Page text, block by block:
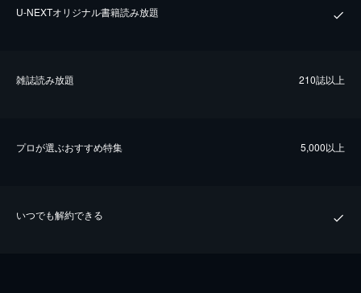
U-NEXTオリジナル書籍読み放題
雑誌読み放題 210誌以上
プロが選ぶおすすめ特集 5,000以上
いつでも解約できる